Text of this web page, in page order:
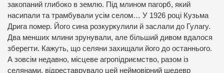
закопаний глибоко в землю. Під млином пагорб, який
насипали та трамбували усім селом… У 1926 році Кузьма
Дрига помер. Його сина розкуркулили й заслали до Гулагу.
Два менших млини зрунували, але більший дивом вдалося
зберегти. Кажуть, що селяни захищали його до останнього.
А зовсім недавно, місцеве агропідриємство, разом із
селянами, відреставрувало цей неймовірний шедевр